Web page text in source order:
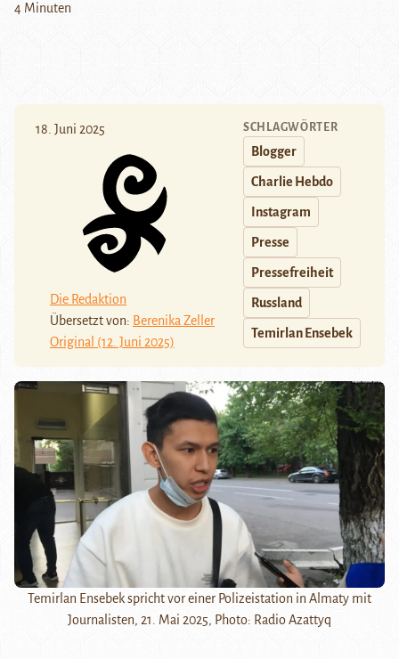
4 Minuten
18. Juni 2025
Die Redaktion
Übersetzt von: Berenika Zeller
Original (12. Juni 2025)
SCHLAGWÖRTER
Blogger
Charlie Hebdo
Instagram
Presse
Pressefreiheit
Russland
Temirlan Ensebek
Temirlan Ensebek spricht vor einer Polizeistation in Almaty mit
Journalisten, 21. Mai 2025, Photo: Radio Azattyq